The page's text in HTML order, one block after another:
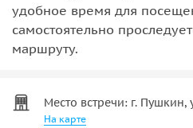
удобное время для
самостоятельно
маршруту.
Место встречи: г. Пушкин,
На карте